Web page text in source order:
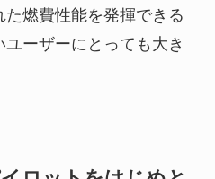
燃費性能を発揮できる
ーザーにとっても大き